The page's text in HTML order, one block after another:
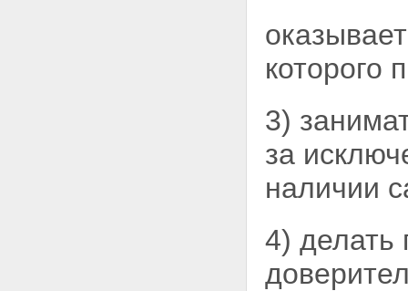
которого
3)
за
наличии
4) делать